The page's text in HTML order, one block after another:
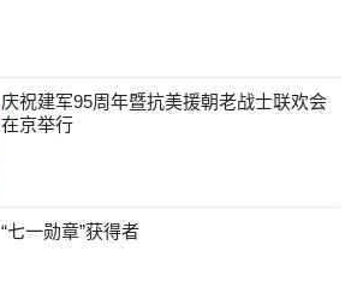
庆祝建军95周年暨抗美援朝老战士联欢会
在京举行
“七一勋章”获得者